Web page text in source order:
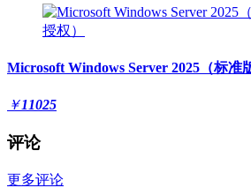
Microsoft Windows Server 2025（标准
￥11025
评论
更多评论